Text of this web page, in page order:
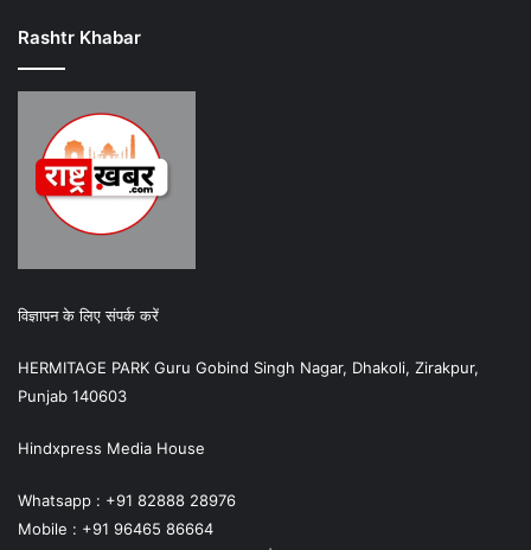
Rashtr Khabar
विज्ञापन के लिए संपर्क करें
HERMITAGE PARK Guru Gobind Singh Nagar, Dhakoli, Zirakpur,
Punjab 140603
Hindxpress Media House
Whatsapp : +91 82888 28976
Mobile : +91 96465 86664